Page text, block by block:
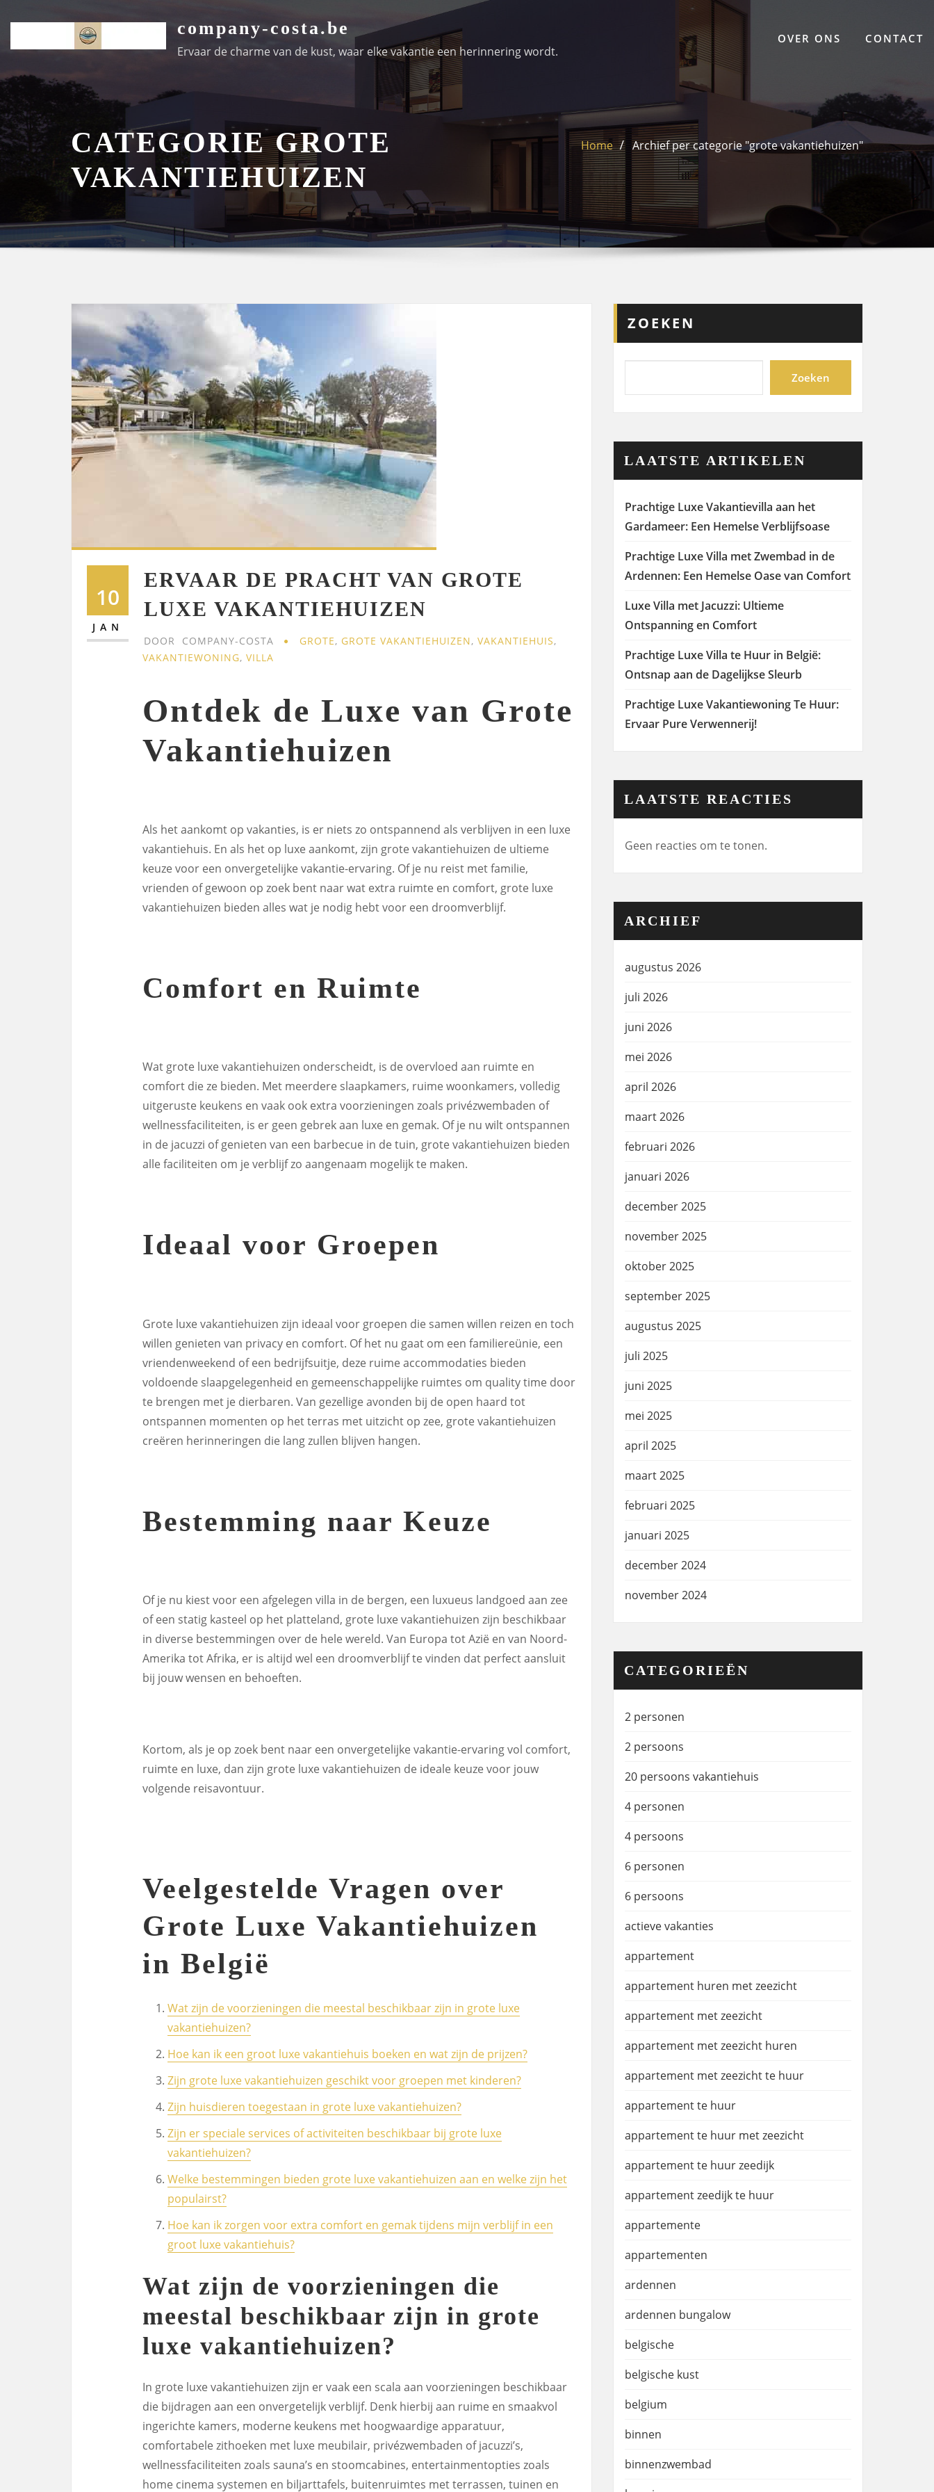
de
company-costa.be
Ervaar de charme van de kust, waar elke vakantie een herinnering wordt.
OVER ONS CONTACT
CATEGORIE GROTE
VAKANTIEHUIZEN
Home Archief per categorie "grote vakantiehuizen"
10
JAN
ERVAAR DE PRACHT VAN GROTE
LUXE VAKANTIEHUIZEN
DOOR COMPANY-COSTA GROTE, GROTE VAKANTIEHUIZEN,VAKANTIEHUIS,
VAKANTIEWONING, VILLA
Ontdek de Luxe van Grote
Vakantiehuizen
Als het aankomt op vakanties, is er niets zo ontspannend als verblijven in een luxe
vakantiehuis. En als het op luxe aankomt, zijn grote vakantiehuizen de ultieme
keuze voor een onvergetelijke vakantie-ervaring. Of je nu reist met familie,
vrienden of gewoon op zoek bent naar wat extra ruimte en comfort, grote luxe
vakantiehuizen bieden alles wat je nodig hebt voor een droomverblijf.
Comfort en Ruimte
Wat grote luxe vakantiehuizen onderscheidt, is de overvloed aan ruimte en
comfort die ze bieden. Met meerdere slaapkamers, ruime woonkamers, volledig
uitgeruste keukens en vaak ook extra voorzieningen zoals privézwembaden of
wellnessfaciliteiten, is er geen gebrek aan luxe en gemak. Of je nu wilt ontspannen
in de jacuzzi of genieten van een barbecue in de tuin, grote vakantiehuizen bieden
alle faciliteiten om je verblijf zo aangenaam mogelijk te maken.
Ideaal voor Groepen
Grote luxe vakantiehuizen zijn ideaal voor groepen die samen willen reizen en toch
willen genieten van privacy en comfort. Of het nu gaat om een familiereünie, een
vriendenweekend of een bedrijfsuitje, deze ruime accommodaties bieden
voldoende slaapgelegenheid en gemeenschappelijke ruimtes om quality time door
te brengen met je dierbaren. Van gezellige avonden bij de open haard tot
ontspannen momenten op het terras met uitzicht op zee, grote vakantiehuizen
creëren herinneringen die lang zullen blijven hangen.
Bestemming naar Keuze
Of je nu kiest voor een afgelegen villa in de bergen, een luxueus landgoed aan zee
of een statig kasteel op het platteland, grote luxe vakantiehuizen zijn beschikbaar
in diverse bestemmingen over de hele wereld. Van Europa tot Azië en van Noord-
Amerika tot Afrika, er is altijd wel een droomverblijf te vinden dat perfect aansluit
bij jouw wensen en behoeften.
Kortom, als je op zoek bent naar een onvergetelijke vakantie-ervaring vol comfort,
ruimte en luxe, dan zijn grote luxe vakantiehuizen de ideale keuze voor jouw
volgende reisavontuur.
Veelgestelde Vragen over
Grote Luxe Vakantiehuizen
in België
Wat zijn de voorzieningen die meestal beschikbaar zijn in grote luxe
vakantiehuizen?
Hoe kan ik een groot luxe vakantiehuis boeken en wat zijn de prijzen?
Zijn grote luxe vakantiehuizen geschikt voor groepen met kinderen?
Zijn huisdieren toegestaan in grote luxe vakantiehuizen?
Zijn er speciale services of activiteiten beschikbaar bij grote luxe
vakantiehuizen?
Welke bestemmingen bieden grote luxe vakantiehuizen aan en welke zijn het
populairst?
Hoe kan ik zorgen voor extra comfort en gemak tijdens mijn verblijf in een
groot luxe vakantiehuis?
Wat zijn de voorzieningen die
meestal beschikbaar zijn in grote
luxe vakantiehuizen?
In grote luxe vakantiehuizen zijn er vaak een scala aan voorzieningen beschikbaar
die bijdragen aan een onvergetelijk verblijf. Denk hierbij aan ruime en smaakvol
ingerichte kamers, moderne keukens met hoogwaardige apparatuur,
comfortabele zithoeken met luxe meubilair, privézwembaden of jacuzzi’s,
wellnessfaciliteiten zoals sauna’s en stoomcabines, entertainmentopties zoals
home cinema systemen en biljarttafels, buitenruimtes met terrassen, tuinen en
ZOEKEN
Zoeken
LAATSTE ARTIKELEN
Prachtige Luxe Vakantievilla aan het
Gardameer: Een Hemelse Verblijfsoase
Prachtige Luxe Villa met Zwembad in de
Ardennen: Een Hemelse Oase van Comfort
Luxe Villa met Jacuzzi: Ultieme
Ontspanning en Comfort
Prachtige Luxe Villa te Huur in België:
Ontsnap aan de Dagelijkse Sleurb
Prachtige Luxe Vakantiewoning Te Huur:
Ervaar Pure Verwennerij!
LAATSTE REACTIES
Geen reacties om te tonen.
ARCHIEF
augustus 2026
juli 2026
juni 2026
mei 2026
april 2026
maart 2026
februari 2026
januari 2026
december 2025
november 2025
oktober 2025
september 2025
augustus 2025
juli 2025
juni 2025
mei 2025
april 2025
maart 2025
februari 2025
januari 2025
december 2024
november 2024
CATEGORIEËN
2 personen
2 persoons
20 persoons vakantiehuis
4 personen
4 persoons
6 personen
6 persoons
actieve vakanties
appartement
appartement huren met zeezicht
appartement met zeezicht
appartement met zeezicht huren
appartement met zeezicht te huur
appartement te huur
appartement te huur met zeezicht
appartement te huur zeedijk
appartement zeedijk te huur
appartemente
appartementen
ardennen
ardennen bungalow
belgische
belgische kust
belgium
binnen
binnenzwembad